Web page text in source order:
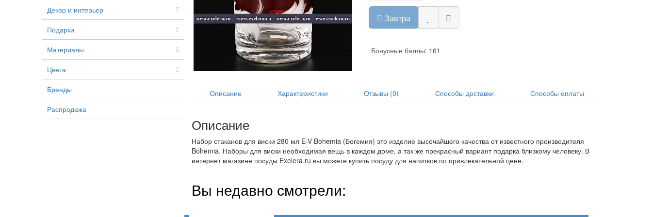
Декор и интерьер
Подарки
Материалы
Цвета
Бренды
Распродажа
Завтра
Бонусные баллы: 161
Описание Характеристики Отзывы (0) Способы доставки Способы оплаты
Описание
Набор стаканов для виски 280 мл E-V Bohemia (Богемия) это изделие высочайшего качества от известного производителя
Bohemia. Наборы для виски необходимая вещь в каждом доме, а так же прекрасный вариант подарка близкому человеку. В
интернет магазине посуды Exelera.ru вы можете купить посуду для напитков по привлекательной цене.
Вы недавно смотрели: